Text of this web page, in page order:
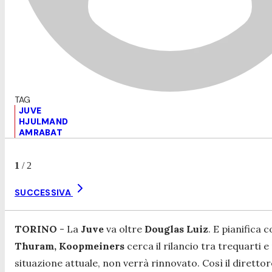
JUVE
HJULMAND
AMRABAT
1 / 2
SUCCESSIVA
TORINO - La Juve va oltre Douglas Luiz. E pianifica
Thuram, Koopmeiners cerca il rilancio tra trequarti
situazione attuale, non verrà rinnovato. Così il